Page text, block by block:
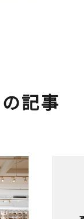
記事